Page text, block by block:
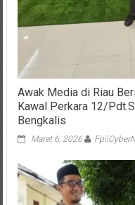
Awak Media di Riau
Kawal Perkara 12/
Bengkalis
Maret 6, 2026